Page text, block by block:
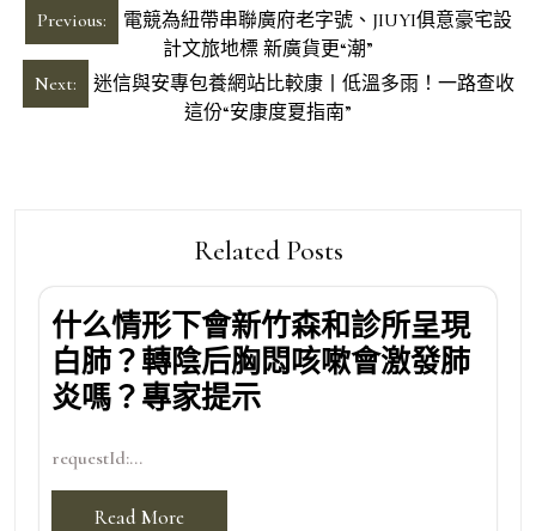
文
章
導
Previous:
電競為紐帶串聯廣府老字號、JIUYI俱意豪宅設
計文旅地標 新廣貨更“潮”
Next:
迷信與安專包養網站比較康丨低溫多雨！一路查收
這份“安康度夏指南”
Related Posts
什么情形下會新竹森和診所呈現
白肺？轉陰后胸悶咳嗽會激發肺
炎嗎？專家提示
requestId:...
Read More